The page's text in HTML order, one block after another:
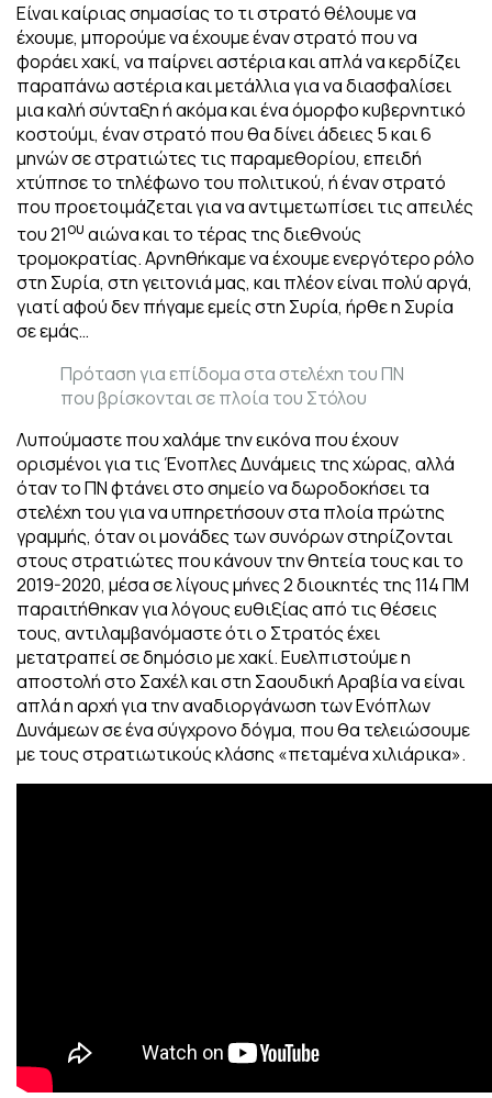
Είναι καίριας σημασίας το τι στρατό θέλουμε να
έχουμε, μπορούμε να έχουμε έναν στρατό που να
φοράει χακί, να παίρνει αστέρια και απλά να κερδίζει
παραπάνω αστέρια και μετάλλια για να διασφαλίσει
μια καλή σύνταξη ή ακόμα και ένα όμορφο κυβερνητικό
κοστούμι, έναν στρατό που θα δίνει άδειες 5 και 6
μηνών σε στρατιώτες τις παραμεθορίου, επειδή
χτύπησε το τηλέφωνο του πολιτικού, ή έναν στρατό
που προετοιμάζεται για να αντιμετωπίσει τις απειλές
του 21ου αιώνα και το τέρας της διεθνούς
τρομοκρατίας. Αρνηθήκαμε να έχουμε ενεργότερο ρόλο
στη Συρία, στη γειτονιά μας, και πλέον είναι πολύ αργά,
γιατί αφού δεν πήγαμε εμείς στη Συρία, ήρθε η Συρία
σε εμάς…
Πρόταση για επίδομα στα στελέχη του ΠΝ
που βρίσκονται σε πλοία του Στόλου
Λυπούμαστε που χαλάμε την εικόνα που έχουν
ορισμένοι για τις Ένοπλες Δυνάμεις της χώρας, αλλά
όταν το ΠΝ φτάνει στο σημείο να δωροδοκήσει τα
στελέχη του για να υπηρετήσουν στα πλοία πρώτης
γραμμής, όταν οι μονάδες των συνόρων στηρίζονται
στους στρατιώτες που κάνουν την θητεία τους και το
2019-2020, μέσα σε λίγους μήνες 2 διοικητές της 114 ΠΜ
παραιτήθηκαν για λόγους ευθιξίας από τις θέσεις
τους, αντιλαμβανόμαστε ότι ο Στρατός έχει
μετατραπεί σε δημόσιο με χακί. Ευελπιστούμε η
αποστολή στο Σαχέλ και στη Σαουδική Αραβία να είναι
απλά η αρχή για την αναδιοργάνωση των Ενόπλων
Δυνάμεων σε ένα σύγχρονο δόγμα, που θα τελειώσουμε
με τους στρατιωτικούς κλάσης «πεταμένα χιλιάρικα».